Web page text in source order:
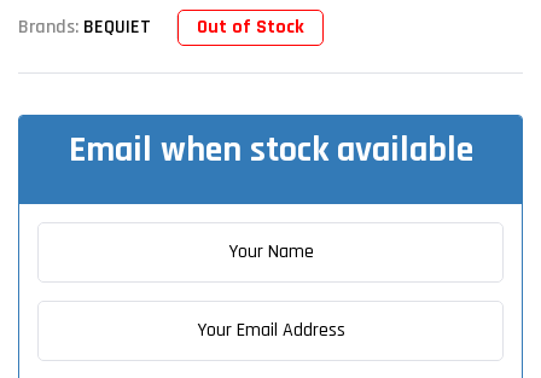
Brands: BEQUIET Out of Stock
Email when stock available